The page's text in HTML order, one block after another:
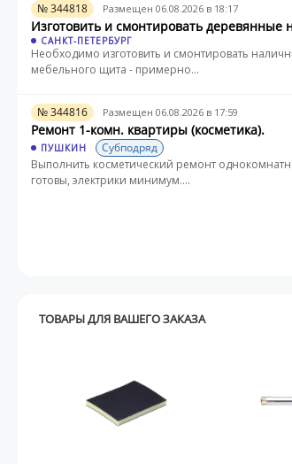
№ 344818 Размещен 06.08.2026 в 18:17
Изготовить и смонтировать деревянные
САНКТ-ПЕТЕРБУРГ
Необходимо изготовить и смонтировать
мебельного щита - примерно...
№ 344816 Размещен 06.08.2026 в 17:59
Ремонт 1-комн. квартиры (косметика).
ПУШКИН
Субподряд
Выполнить косметический ремонт
готовы, электрики минимум....
ТОВАРЫ ДЛЯ ВАШЕГО ЗАКАЗА